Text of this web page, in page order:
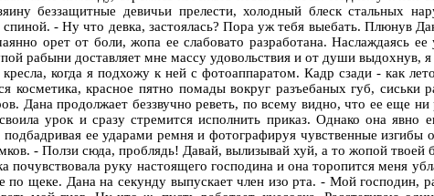
беззащитные девичьи прелести, холодный блеск стальных
- Ну что девка, застоялась? Пора уж тебя выебать. Плюнув
орет от боли, жопа ее слабовато разработана. Наслаждаясь
рабыни доставляет мне массу удовольствия и от души выдохнув,
когда я подхожу к ней с фотоаппаратом. Кадр сзади - как
косметика, красное пятно помады вокруг разъебаных губ,
Дана продолжает беззвучно реветь, по всему видно, что ее еще
урок и сразу стремится исполнить приказ. Однако она
ее ударами ремня и фотографируя чувственные изгибы
- Ползи сюда, проблядь! Давай, вылизывай хуй, а то жопой твоей
почувствовала руку настоящего господина и она торопится меня
щеке. Дана на секунду выпускает член изо рта. - Мой господин,